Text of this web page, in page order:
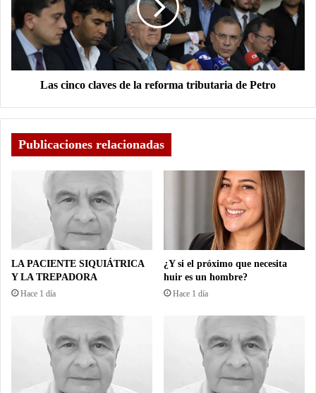
Las cinco claves de la reforma tributaria de Petro
Publicaciones relacionadas
LA PACIENTE SIQUIÁTRICA
Y LA TREPADORA
Hace 1 día
¿Y si el próximo que necesita
huir es un hombre?
Hace 1 día